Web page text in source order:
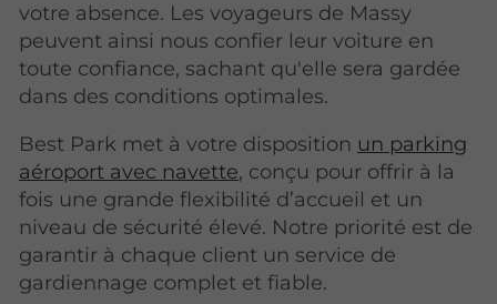
votre absence. Les voyageurs de Massy
peuvent ainsi nous confier leur voiture en
toute confiance, sachant qu'elle sera gardée
dans des conditions optimales.
Best Park met à votre disposition un parking
aéroport avec navette, conçu pour offrir à la
fois une grande flexibilité d’accueil et un
niveau de sécurité élevé. Notre priorité est de
garantir à chaque client un service de
gardiennage complet et fiable.